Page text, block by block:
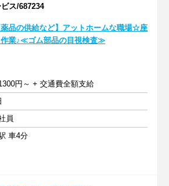
ス/687234
薬品の供給など】アットホームな職場☆座
作業♪≪ゴム部品の目視検査≫
円～ + 交通費全額支給
員
車4分